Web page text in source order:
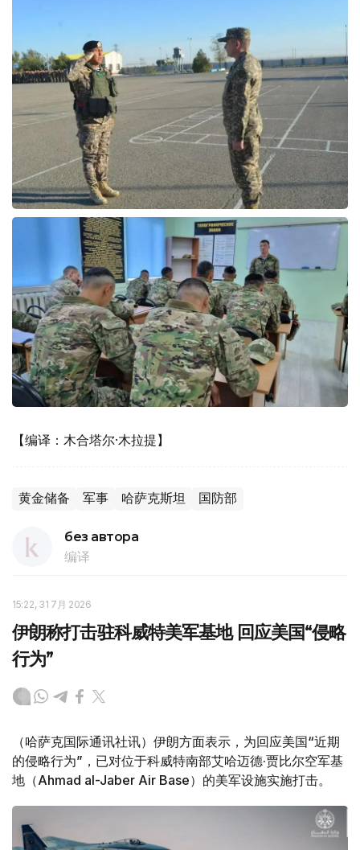
【编译：木合塔尔·木拉提】
黄金储备 军事 哈萨克斯坦 国防部
без автора
编译
15:22, 31 7月 2026
伊朗称打击驻科威特美军基地 回应美国“侵略
行为”
（哈萨克国际通讯社讯）伊朗方面表示，为回应美国“近期
的侵略行为”，已对位于科威特南部艾哈迈德·贾比尔空军基
地（Ahmad al-Jaber Air Base）的美军设施实施打击。